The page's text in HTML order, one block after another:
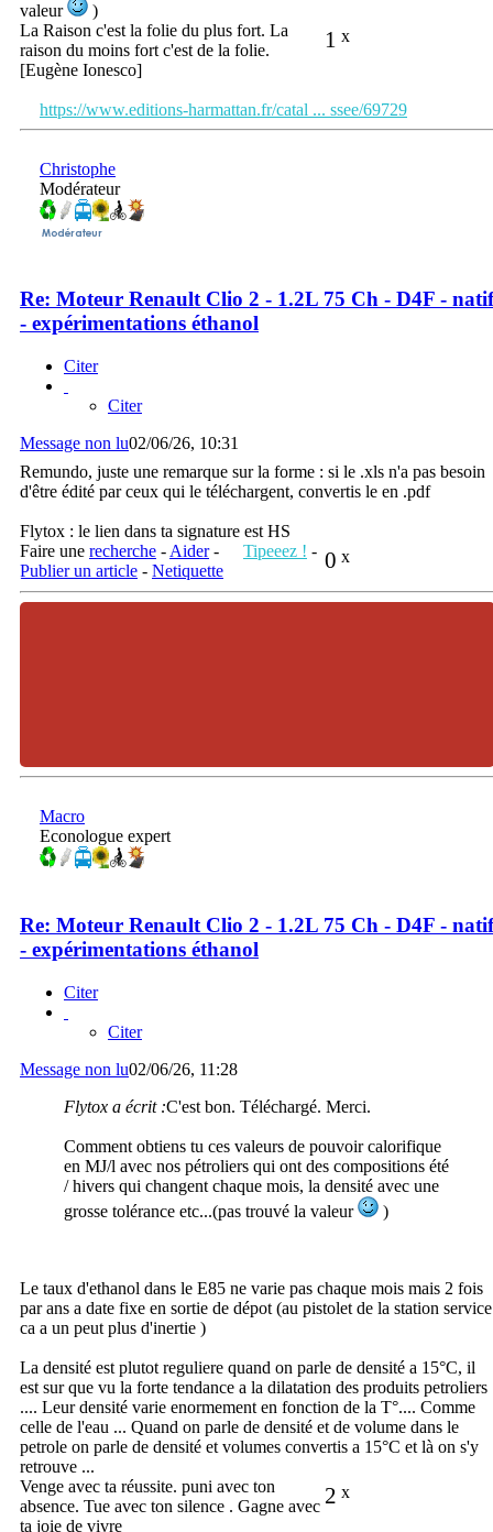
valeur
)
1 x
La Raison c'est la folie du plus fort. La
raison du moins fort c'est de la folie.
[Eugène Ionesco]
https://www.editions-harmattan.fr/catal ... ssee/69729
Christophe
Modérateur
Re: Moteur Renault Clio 2 - 1.2L 75 Ch - D4F - natif
- expérimentations éthanol
Citer
Citer
Message non lu02/06/26, 10:31
Remundo, juste une remarque sur la forme : si le .xls n'a pas besoin
d'être édité par ceux qui le téléchargent, convertis le en .pdf
Flytox : le lien dans ta signature est HS
0 x
Faire une recherche - Aider- Tipeeez ! -
Publier un article - Netiquette
Macro
Econologue expert
Re: Moteur Renault Clio 2 - 1.2L 75 Ch - D4F - natif
- expérimentations éthanol
Citer
Citer
Message non lu02/06/26, 11:28
Flytox a écrit :C'est bon. Téléchargé. Merci.
Comment obtiens tu ces valeurs de pouvoir calorifique
en MJ/l avec nos pétroliers qui ont des compositions été
/ hivers qui changent chaque mois, la densité avec une
grosse tolérance etc...(pas trouvé la valeur
)
Le taux d'ethanol dans le E85 ne varie pas chaque mois mais 2 fois
par ans a date fixe en sortie de dépot (au pistolet de la station service
ca a un peut plus d'inertie )
La densité est plutot reguliere quand on parle de densité a 15°C, il
est sur que vu la forte tendance a la dilatation des produits petroliers
.... Leur densité varie enormement en fonction de la T°.... Comme
celle de l'eau ... Quand on parle de densité et de volume dans le
petrole on parle de densité et volumes convertis a 15°C et là on s'y
retrouve ...
2 x
Venge avec ta réussite. puni avec ton
absence. Tue avec ton silence . Gagne avec
ta joie de vivre